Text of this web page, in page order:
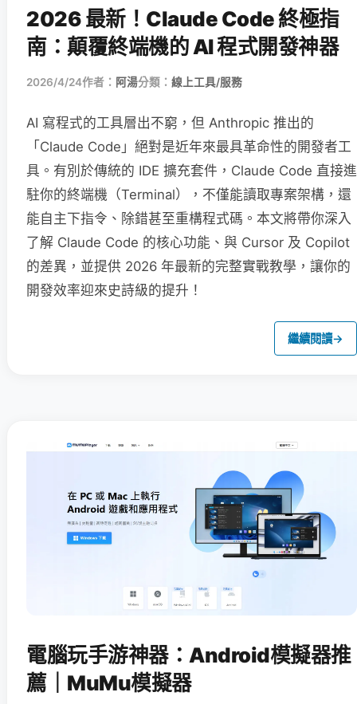
2026 最新！Claude Code 終極指
南：顛覆終端機的 AI 程式開發神器
2026/4/24作者： 阿湯分類： 線上工具/服務
AI 寫程式的工具層出不窮，但 Anthropic 推出的
「Claude Code」絕對是近年來最具革命性的開發者工
具。有別於傳統的 IDE 擴充套件，Claude Code 直接進
駐你的終端機（Terminal），不僅能讀取專案架構，還
能自主下指令、除錯甚至重構程式碼。本文將帶你深入
了解 Claude Code 的核心功能、與 Cursor 及 Copilot
的差異，並提供 2026 年最新的完整實戰教學，讓你的
開發效率迎來史詩級的提升！
繼續閱讀→
電腦玩手游神器：Android模擬器推
薦｜MuMu模擬器